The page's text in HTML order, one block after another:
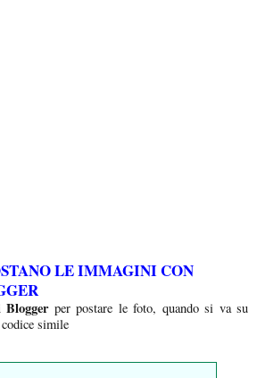
LE IMMAGINI CON
per postare le foto, quando si va su
simile